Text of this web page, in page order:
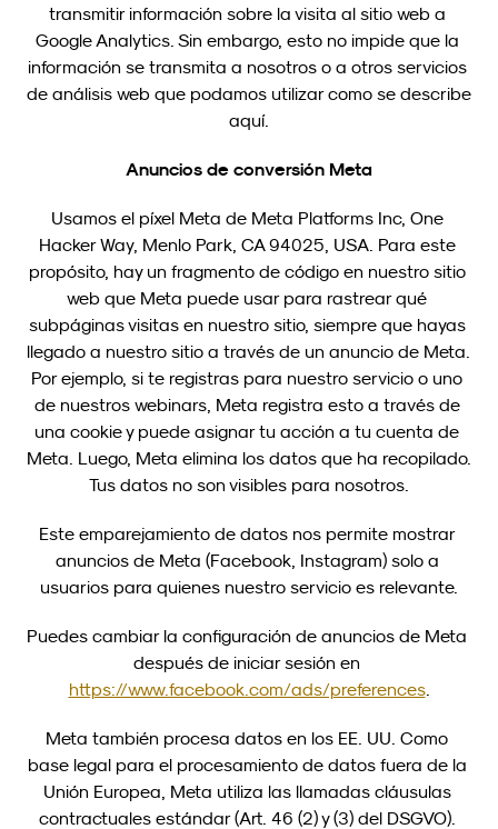
transmitir información sobre la visita al sitio web a
Google Analytics. Sin embargo, esto no impide que la
información se transmita a nosotros o a otros servicios
de análisis web que podamos utilizar como se describe
aquí.
Anuncios de conversión Meta
Usamos el píxel Meta de Meta Platforms Inc, One
Hacker Way, Menlo Park, CA 94025, USA. Para este
propósito, hay un fragmento de código en nuestro sitio
web que Meta puede usar para rastrear qué
subpáginas visitas en nuestro sitio, siempre que hayas
llegado a nuestro sitio a través de un anuncio de Meta.
Por ejemplo, si te registras para nuestro servicio o uno
de nuestros webinars, Meta registra esto a través de
una cookie y puede asignar tu acción a tu cuenta de
Meta. Luego, Meta elimina los datos que ha recopilado.
Tus datos no son visibles para nosotros.
Este emparejamiento de datos nos permite mostrar
anuncios de Meta (Facebook, Instagram) solo a
usuarios para quienes nuestro servicio es relevante.
Puedes cambiar la configuración de anuncios de Meta
https://www.facebook.com/ads/preferences.
Meta también procesa datos en los EE. UU. Como
base legal para el procesamiento de datos fuera de la
Unión Europea, Meta utiliza las llamadas cláusulas
contractuales estándar (Art. 46 (2) y (3) del DSGVO).